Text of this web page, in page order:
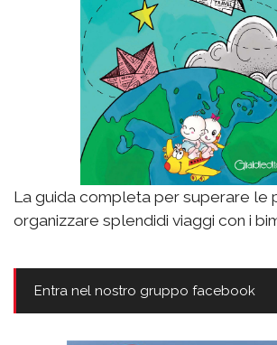
La guida completa per superare le
organizzare splendidi viaggi con i
Entra nel nostro gruppo facebook